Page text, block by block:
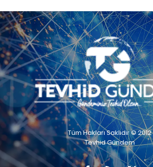
Tüm Hakları Saklıdır © 2012
Tevhid Gündem